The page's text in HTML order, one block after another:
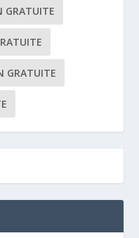
GRATUITE
GRATUITE